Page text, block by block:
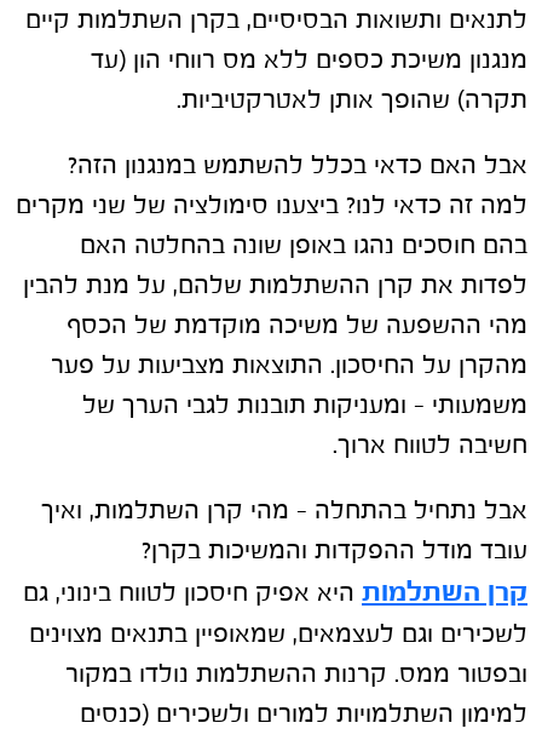
לתנאים ותשואות הבסיסיים, בקרן השתלמות קיים
מנגנון משיכת כספים ללא מס רווחי הון (עד
תקרה) שהופך אותן לאטרקטיביות.
אבל האם כדאי בכלל להשתמש במנגנון הזה?
למה זה כדאי לנו? ביצענו סימולציה של שני מקרים
בהם חוסכים נהגו באופן שונה בהחלטה האם
לפדות את קרן ההשתלמות שלהם, על מנת להבין
מהי ההשפעה של משיכה מוקדמת של הכסף
מהקרן על החיסכון. התוצאות מצביעות על פער
משמעותי – ומעניקות תובנות לגבי הערך של
חשיבה לטווח ארוך.
אבל נתחיל בהתחלה – מהי קרן השתלמות, ואיך
עובד מודל ההפקדות והמשיכות בקרן?
קרן השתלמות היא אפיק חיסכון לטווח בינוני, גם
לשכירים וגם לעצמאים, שמאופיין בתנאים מצוינים
ובפטור ממס. קרנות ההשתלמות נולדו במקור
למימון השתלמויות למורים ולשכירים (כנסים